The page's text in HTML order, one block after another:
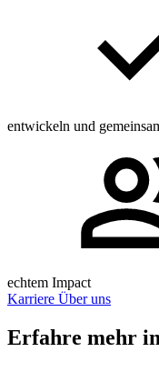
entwickeln und
echtem Impact
Karriere Über uns
Erfahre mehr